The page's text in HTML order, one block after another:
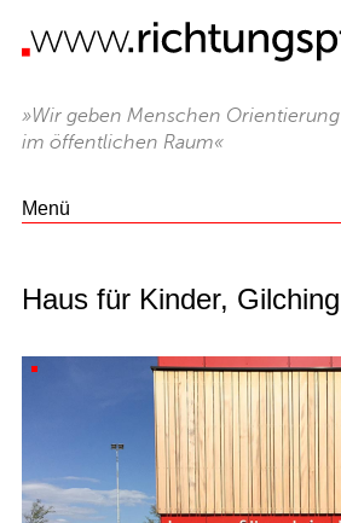
»Wir geben Menschen Orientierung
im öffentlichen Raum«
Menü
Haus für Kinder, Gilching